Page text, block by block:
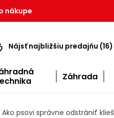
nákupe
Nájsť najbližšiu predajňu (16)
Záhrada
Ako psovi správne odstrániť